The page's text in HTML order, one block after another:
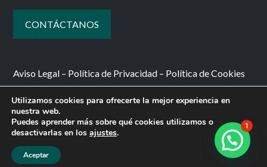
CONTÁCTANOS
Aviso Legal – Política de Privacidad – Política de Cookies
reservados
Utilizamos cookies para ofrecerte la mejor experiencia en
nuestra web.
Puedes aprender más sobre qué cookies utilizamos o
desactivarlas en los ajustes.
Aceptar
1